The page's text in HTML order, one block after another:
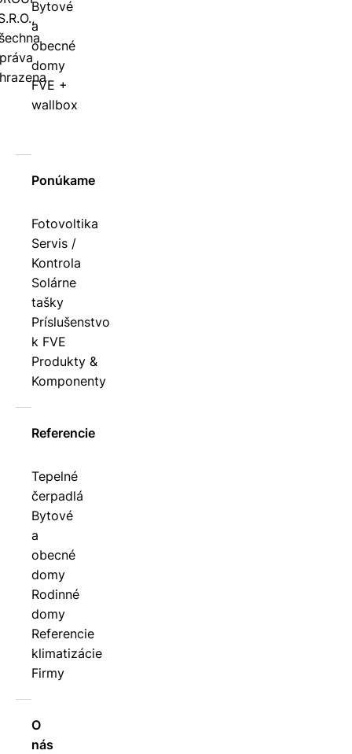
Bytové
a
obecné
domy
FVE +
wallbox
Ponúkame
Fotovoltika
Servis /
Kontrola
Solárne
tašky
Príslušenstvo
k FVE
Produkty &
Komponenty
Referencie
Tepelné
čerpadlá
Bytové
a
obecné
domy
Rodinné
domy
Referencie
klimatizácie
Firmy
O
nás